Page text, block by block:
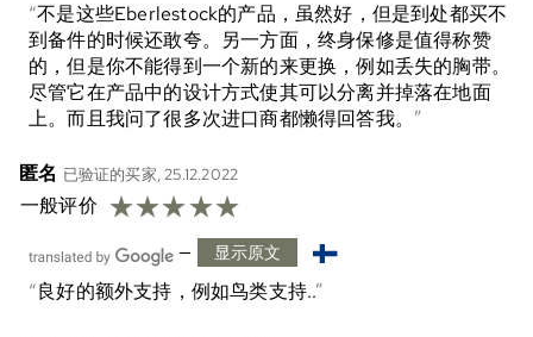
不是这些Eberlestock的产品，虽然好，但是到处都买不
到备件的时候还敢夸。另一方面，终身保修是值得称赞
的，但是你不能得到一个新的来更换，例如丢失的胸带。
尽管它在产品中的设计方式使其可以分离并掉落在地面
上。而且我问了很多次进口商都懒得回答我。
匿名 已验证的买家, 25.12.2022
一般评价 ☆☆☆☆☆
— 显示原文
良好的额外支持，例如鸟类支持..